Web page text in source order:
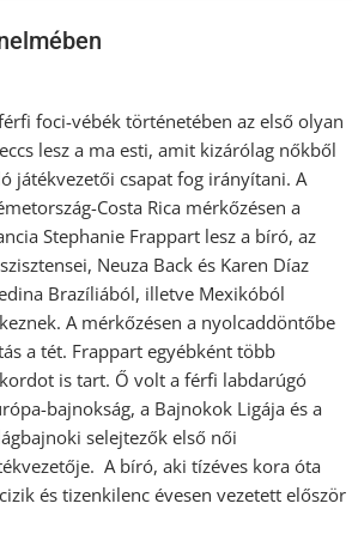
foci-vébék történetében az első olyan
lesz a ma esti, amit kizárólag nőkből
játékvezetői csapat fog irányítani. A
Costa Rica mérkőzésen a
Stephanie Frappart lesz a bíró, az
Neuza Back és Karen Díaz
Brazíliából, illetve Mexikóból
A mérkőzésen a nyolcaddöntőbe
a tét. Frappart egyébként több
is tart. Ő volt a férfi labdarúgó
bajnokság, a Bajnokok Ligája és a
selejtezők első női
A bíró, aki tízéves kora óta
és tizenkilenc évesen vezetett először